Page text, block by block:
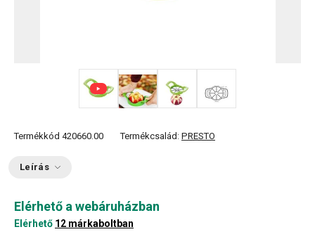
Termékkód 420660.00 Termékcsalád: PRESTO
Leírás
Elérhető a webáruházban
Elérhető 12 márkaboltban